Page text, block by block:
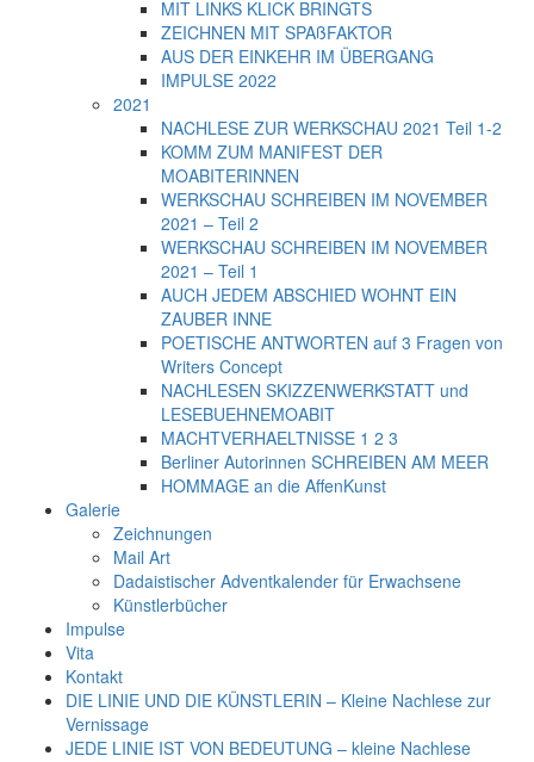
MIT LINKS KLICK BRINGTS
ZEICHNEN MIT SPAßFAKTOR
AUS DER EINKEHR IM ÜBERGANG
IMPULSE 2022
2021
NACHLESE ZUR WERKSCHAU 2021 Teil 1-2
KOMM ZUM MANIFEST DER
MOABITERINNEN
WERKSCHAU SCHREIBEN IM NOVEMBER
2021 – Teil 2
WERKSCHAU SCHREIBEN IM NOVEMBER
2021 – Teil 1
AUCH JEDEM ABSCHIED WOHNT EIN
ZAUBER INNE
POETISCHE ANTWORTEN auf 3 Fragen von
Writers Concept
NACHLESEN SKIZZENWERKSTATT und
LESEBUEHNEMOABIT
MACHTVERHAELTNISSE 1 2 3
Berliner Autorinnen SCHREIBEN AM MEER
HOMMAGE an die AffenKunst
Galerie
Zeichnungen
Mail Art
Dadaistischer Adventkalender für Erwachsene
Künstlerbücher
Impulse
Vita
Kontakt
DIE LINIE UND DIE KÜNSTLERIN – Kleine Nachlese zur
Vernissage
JEDE LINIE IST VON BEDEUTUNG – kleine Nachlese